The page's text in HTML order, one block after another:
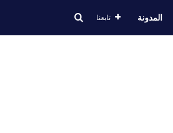
المدونة تابعنا